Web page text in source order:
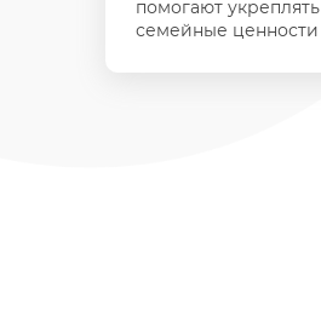
помогают укреплять
семейные ценности